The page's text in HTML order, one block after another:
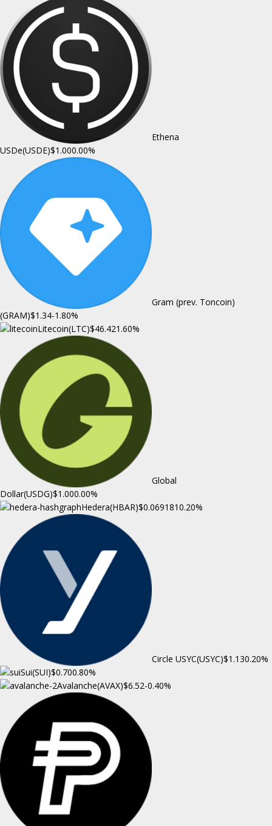
Ethena
USDe(USDE)$1.000.00%
Gram (prev. Toncoin)
(GRAM)$1.34-1.80%
Litecoin(LTC)$46.421.60%
Global
Dollar(USDG)$1.000.00%
Hedera(HBAR)$0.0691810.20%
Circle USYC(USYC)$1.130.20%
Sui(SUI)$0.700.80%
Avalanche(AVAX)$6.52-0.40%